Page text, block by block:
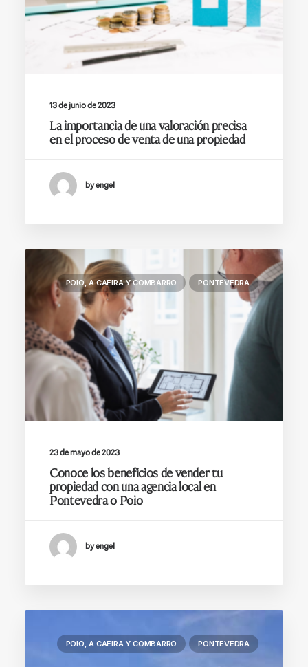
13 de junio de 2023
La importancia de una valoración precisa
en el proceso de venta de una propiedad
by engel
POIO, A CAEIRA Y COMBARRO PONTEVEDRA
23 de mayo de 2023
Conoce los beneficios de vender tu
propiedad con una agencia local en
Pontevedra o Poio
by engel
POIO, A CAEIRA Y COMBARRO PONTEVEDRA